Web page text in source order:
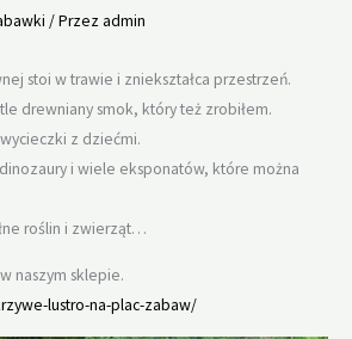
/ Przezadmin
stoi w trawie i zniekształca przestrzeń.
drewniany smok, który też zrobiłem.
z dziećmi.
i wiele eksponatów, które można
roślin i zwierząt…
naszym sklepie.
lustro-na-plac-zabaw/